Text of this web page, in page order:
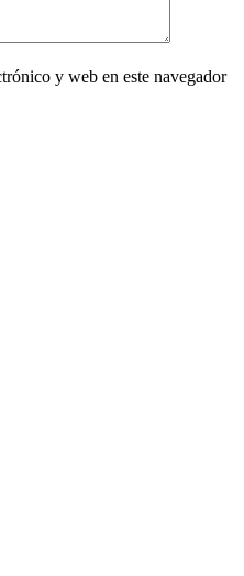
y web en este navegador